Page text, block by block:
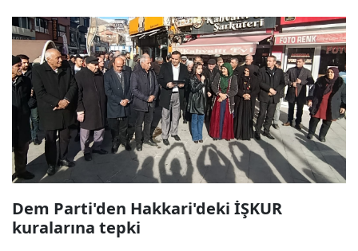
Dem Parti'den Hakkari'deki İŞKUR
kuralarına tepki